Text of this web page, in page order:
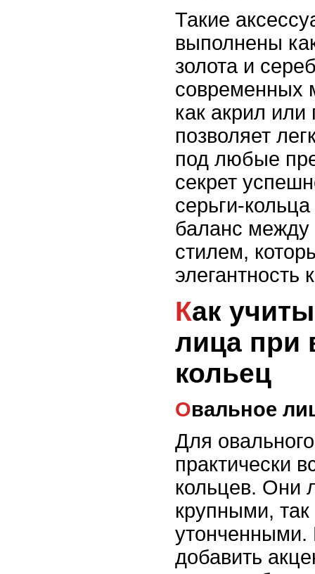
Такие
выполнены
золота и
современных
как акрил или
позволяет
под любые
секрет
серьги-
баланс между
стилем,
элегантность
Как учитывать форму
лица при
кольец
Овальное
Для
практически
кольцев. Они
крупными,
утонченными.
добавить